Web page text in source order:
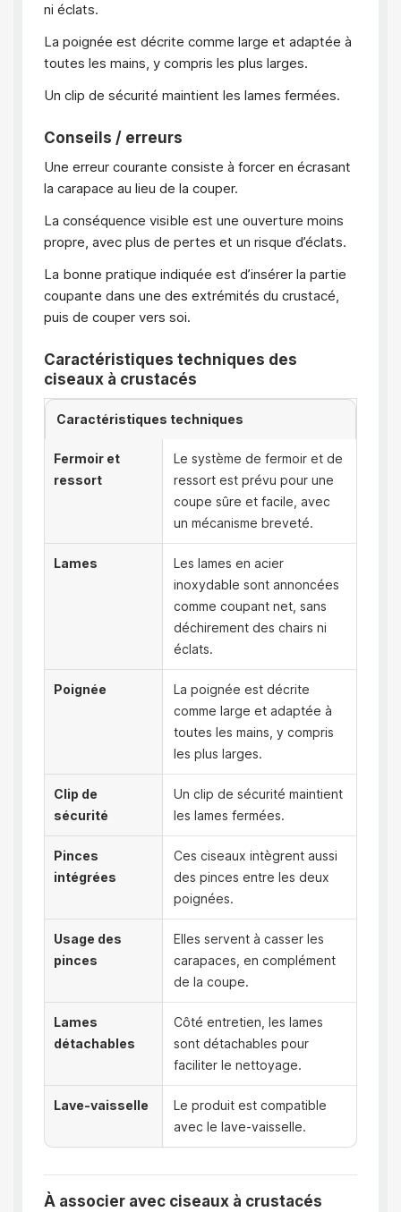
ni éclats.
La poignée est décrite comme large et adaptée à
toutes les mains, y compris les plus larges.
Un clip de sécurité maintient les lames fermées.
Conseils / erreurs
Une erreur courante consiste à forcer en écrasant
la carapace au lieu de la couper.
La conséquence visible est une ouverture moins
propre, avec plus de pertes et un risque d’éclats.
La bonne pratique indiquée est d’insérer la partie
coupante dans une des extrémités du crustacé,
puis de couper vers soi.
Caractéristiques techniques des
ciseaux à crustacés
Caractéristiques techniques
Fermoir et
ressort
Le système de fermoir et de
ressort est prévu pour une
coupe sûre et facile, avec
un mécanisme breveté.
Lames
Les lames en acier
inoxydable sont annoncées
comme coupant net, sans
déchirement des chairs ni
éclats.
Poignée
La poignée est décrite
comme large et adaptée à
toutes les mains, y compris
les plus larges.
Clip de
sécurité
Un clip de sécurité maintient
les lames fermées.
Pinces
intégrées
Ces ciseaux intègrent aussi
des pinces entre les deux
poignées.
Usage des
pinces
Elles servent à casser les
carapaces, en complément
de la coupe.
Lames
détachables
Côté entretien, les lames
sont détachables pour
faciliter le nettoyage.
Lave-vaisselle
Le produit est compatible
avec le lave-vaisselle.
À associer avec ciseaux à crustacés